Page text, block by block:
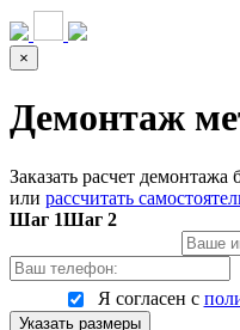
×
Демонтаж
Заказать расчет демонтажа
или рассчитать
Шаг 1Шаг 2
Я согласен с
Указать размеры